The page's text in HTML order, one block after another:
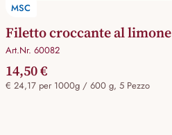
MSC
Filetto croccante al limone
Art.Nr. 60082
14,50 €
€ 24,17 per 1000g / 600 g, 5 Pezzo